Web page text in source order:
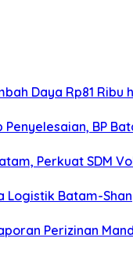
Daya Rp81 Ribu
BP
Perkuat SDM
Logistik Batam-
Perizinan